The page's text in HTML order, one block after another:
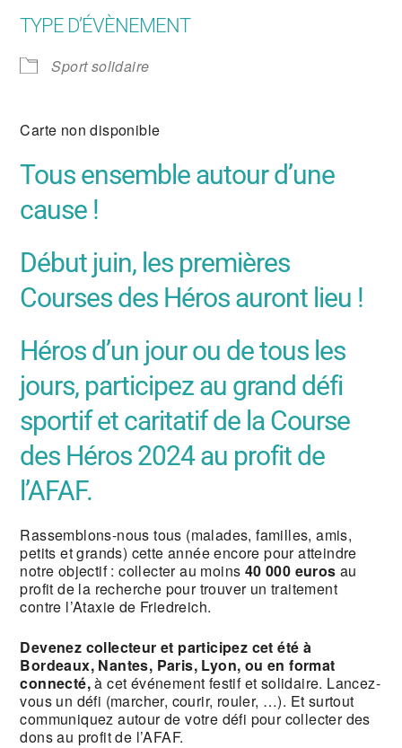
TYPE D’ÉVÈNEMENT
Sport solidaire
Carte non disponible
Tous ensemble autour d’une
cause !
Début juin, les premières
Courses des Héros auront lieu !
Héros d’un jour ou de tous les
jours, participez au grand défi
sportif et caritatif de la Course
des Héros 2024 au profit de
l’AFAF.
Rassemblons-nous tous (malades, familles, amis,
petits et grands) cette année encore pour atteindre
notre objectif : collecter au moins 40 000 euros au
profit de la recherche pour trouver un traitement
contre l’Ataxie de Friedreich.
Devenez collecteur et participez cet été à
Bordeaux, Nantes, Paris, Lyon, ou en format
connecté,à cet événement festif et solidaire. Lancez-
vous un défi (marcher, courir, rouler, …). Et surtout
communiquez autour de votre défi pour collecter des
dons au profit de l’AFAF.